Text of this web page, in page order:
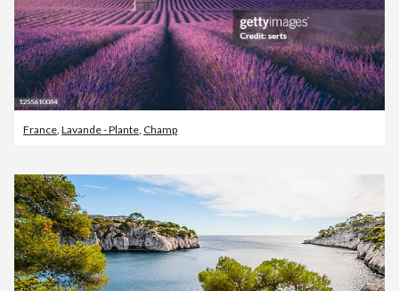
France Lavande - Plante Champ